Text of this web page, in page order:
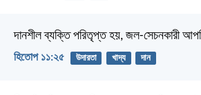
দানশীল ব্যক্তি পরিতৃপ্ত হয়, জল-সেচনকারী
হিতোপ ১১:২৫ উদারতা খাদ্য দান